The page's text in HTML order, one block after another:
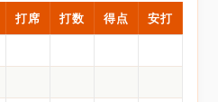
打席 打数 得点 安打